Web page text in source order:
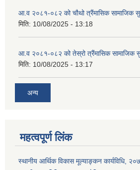
आ.व २०८१-०८२ को चौथो त्रैंमासिक सामाजिक
मिति: 10/08/2025 - 13:18
आ.व २०८१-०८२ को तेस्रो त्रैंमासिक सामाजिक
मिति: 10/08/2025 - 13:17
अन्य
महत्वपूर्ण लिंक
स्थानीय आर्थिक विकास मूल्याङ्कन कार्यविधि,